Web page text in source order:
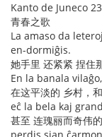
Kanto de Juneco
青春之歌
La amaso da
en-dormiĝis.
她手里 还紧紧 捏住
En la banala
在这平淡的 乡村，
eĉ la bela kaj
甚至 连瑰丽而奇伟